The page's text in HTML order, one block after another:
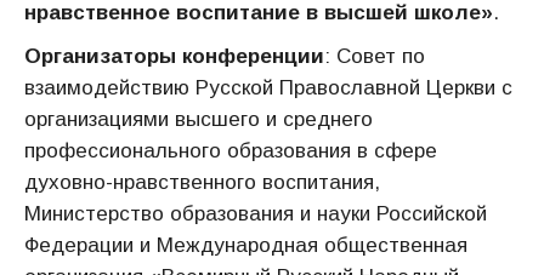
нравственное воспитание в высшей школе».
Организаторы конференции: Совет по
взаимодействию Русской Православной Церкви с
организациями высшего и среднего
профессионального образования в сфере
духовно-нравственного воспитания,
Министерство образования и науки Российской
Федерации и Международная общественная